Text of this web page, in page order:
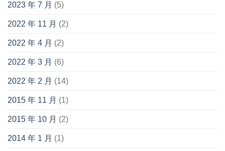
2023 年 7 月 (5)
2022 年 11 月 (2)
2022 年 4 月 (2)
2022 年 3 月 (6)
2022 年 2 月 (14)
2015 年 11 月 (1)
2015 年 10 月 (2)
2014 年 1 月 (1)